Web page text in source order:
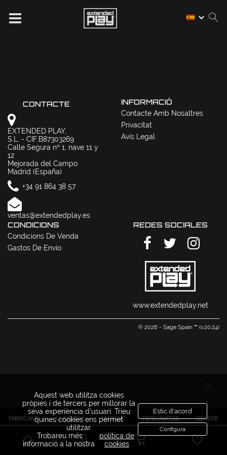
FABRICANT LLICÈNCIA MARQUE PERSONATGE GÈNERE
CONTACTE
EXTENDED PLAY,
S.L. - CIF:B87303269
Calle Segura nº 1, nave 11 y
12
Mejorada del Campo
Madrid (España)
+34 91 864 38 57
ventas@extendedplay.es
INFORMACIÓ
Contacte Amb Nosaltres
Privacitat
Avís Legal
CONDICIONS
Condicions De Venda
Gastos De Envío
REDES SOCIALES
www.extendedplay.net
© 2026 - Sage Spain ™ (v.20.24)
Aquest web utilitza cookies
pròpies i de tercers per millorar la
seva experiència d'usuari. Trieu
quines cookies ens permet
utilitzar.
Trobareu més
informació a la nostra
política de
cookies
Estic d'acord
Configura